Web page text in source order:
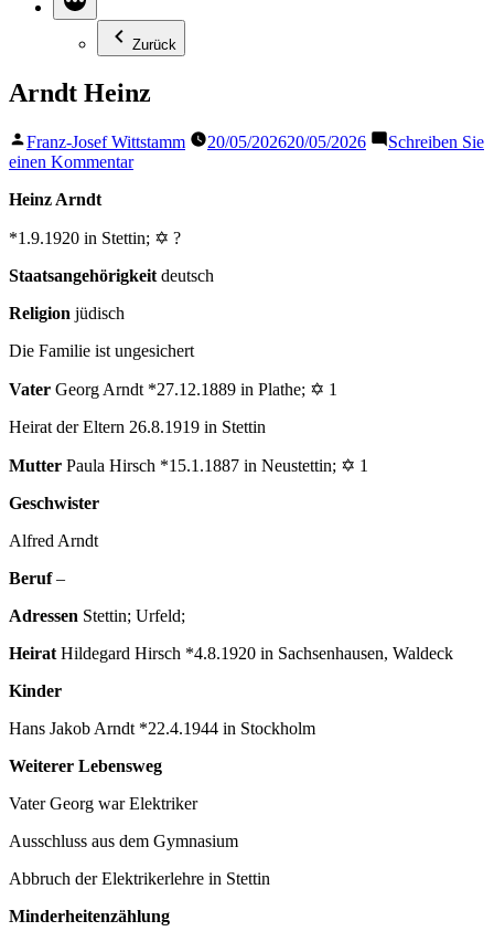
Zurück
Arndt Heinz
Veröffentlicht
von
Franz-Josef Wittstamm 20/05/202620/05/2026
Schreiben Sie
einen Kommentarzu
Heinz Arndt
*1.9.1920 in Stettin; ✡ ?
Staatsangehörigkeit deutsch
Religion jüdisch
Die Familie ist ungesichert
Vater Georg Arndt *27.12.1889 in Plathe; ✡ 1
Heirat der Eltern 26.8.1919 in Stettin
Mutter Paula Hirsch *15.1.1887 in Neustettin; ✡ 1
Geschwister
Alfred Arndt
Beruf–
Adressen Stettin; Urfeld;
Heirat Hildegard Hirsch *4.8.1920 in Sachsenhausen, Waldeck
Kinder
Hans Jakob Arndt *22.4.1944 in Stockholm
Weiterer Lebensweg
Vater Georg war Elektriker
Ausschluss aus dem Gymnasium
Abbruch der Elektrikerlehre in Stettin
Minderheitenzählung